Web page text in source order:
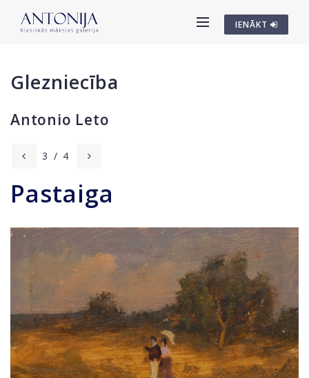
IENĀKT
Glezniecība
Antonio Leto
3 / 4
Pastaiga